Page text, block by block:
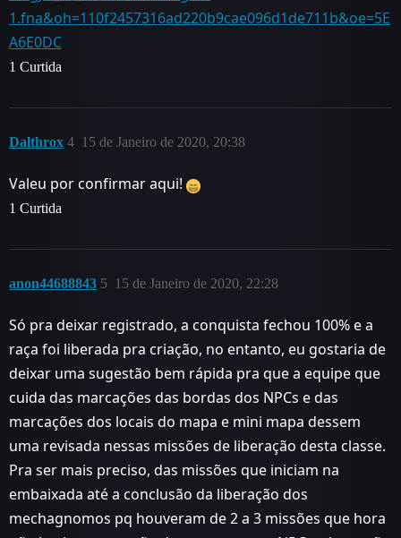
1.fna&oh=110f2457316ad220b9cae096d1de711b&oe=5E
A6E0DC
1 Curtida
Dalthrox 15 de Janeiro de 2020, 20:38
4
Valeu por confirmar aqui!
1 Curtida
anon44688843 15 de Janeiro de 2020, 22:28
5
Só pra deixar registrado, a conquista fechou 100% e a
raça foi liberada pra criação, no entanto, eu gostaria de
deixar uma sugestão bem rápida pra que a equipe que
cuida das marcações das bordas dos NPCs e das
marcações dos locais do mapa e mini mapa dessem
uma revisada nessas missões de liberação desta classe.
Pra ser mais preciso, das missões que iniciam na
embaixada até a conclusão da liberação dos
mechagnomos pq houveram de 2 a 3 missões que hora